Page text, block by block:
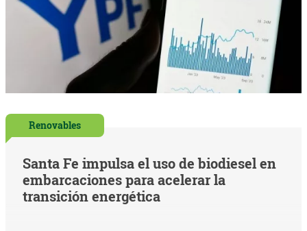
Renovables
Santa Fe impulsa el uso de biodiesel en
embarcaciones para acelerar la
transición energética